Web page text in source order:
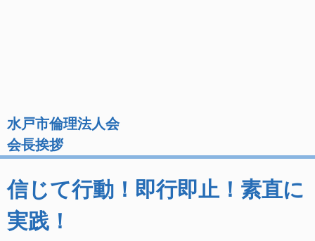
水戸市倫理法人会
会長挨拶
信じて行動！即行即止！素直に
実践！